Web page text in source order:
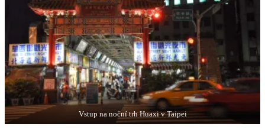
Vstup na noční trh Huaxi v Taipei